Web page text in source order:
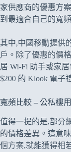
家供應商的優惠方案
到最適合自己的寬
其中,中國移動提供
戶。除了優惠的價
居 Wi-Fi 助手或家
$200 的 Klook 電子
寬頻比較 – 公私樓
值得一提的是,部分
的價格差異。這意
個方案,就能獲得相